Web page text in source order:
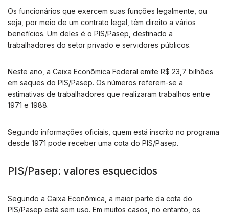
Os funcionários que exercem suas funções legalmente, ou
seja, por meio de um contrato legal, têm direito a vários
benefícios. Um deles é o PIS/Pasep, destinado a
trabalhadores do setor privado e servidores públicos.
Neste ano, a Caixa Econômica Federal emite R$ 23,7 bilhões
em saques do PIS/Pasep. Os números referem-se a
estimativas de trabalhadores que realizaram trabalhos entre
1971 e 1988.
Segundo informações oficiais, quem está inscrito no programa
desde 1971 pode receber uma cota do PIS/Pasep.
PIS/Pasep: valores esquecidos
Segundo a Caixa Econômica, a maior parte da cota do
PIS/Pasep está sem uso. Em muitos casos, no entanto, os